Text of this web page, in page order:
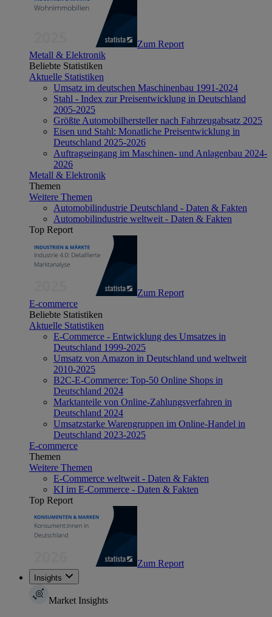
Zum Report
Metall & Elektronik
Beliebte Statistiken
Aktuelle Statistiken
Umsatz im deutschen Maschinenbau 1991-2024
Stahl - Index zur Preisentwicklung in Deutschland
2005-2025
Größte Automobilhersteller nach Fahrzeugabsatz 2025
Eisen und Stahl: Monatliche Preisentwicklung in
Deutschland 2025-2026
Auftragseingang im Maschinen- und Anlagenbau 2024-
2026
Metall & Elektronik
Themen
Weitere Themen
Automobilindustrie Deutschland - Daten & Fakten
Automobilindustrie weltweit - Daten & Fakten
Top Report
Zum Report
E-commerce
Beliebte Statistiken
Aktuelle Statistiken
E-Commerce - Entwicklung des Umsatzes in
Deutschland 1999-2025
Umsatz von Amazon in Deutschland und weltweit
2010-2025
B2C-E-Commerce: Top-50 Online Shops in
Deutschland 2024
Marktanteile von Online-Zahlungsverfahren in
Deutschland 2024
Umsatzstarke Warengruppen im Online-Handel in
Deutschland 2023-2025
E-commerce
Themen
Weitere Themen
E-Commerce weltweit - Daten & Fakten
KI im E-Commerce - Daten & Fakten
Top Report
Zum Report
Insights
Market Insights